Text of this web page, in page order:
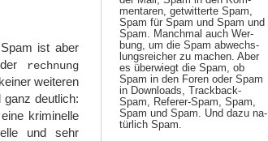
ist aber
rechnung
weiteren
deutlich:
kriminelle
und sehr
men­taren, ge­twit­ter­te Spam,
Spam für Spam und Spam und
Spam. Manch­mal auch Wer­
bung, um die Spam ab­wechs­
lungs­reich­er zu mach­en. Aber
es über­wiegt die Spam, ob
Spam in den Fo­ren oder Spam
in Down­loads, Track­back-
Spam, Re­fe­rer-Spam, Spam,
Spam und Spam. Und da­zu na­
tür­lich Spam.